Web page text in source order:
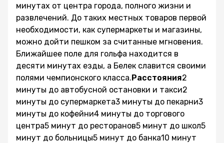
минутах от центра города, полного жизни и
развлечений. До таких местных товаров первой
необходимости, как супермаркеты и магазины,
можно дойти пешком за считанные мгновения.
Ближайшее поле для гольфа находится в
десяти минутах езды, а Белек славится своими
полями чемпионского класса.Расстояния2
минуты до автобусной остановки и такси2
минуты до супермаркета3 минуты до пекарни3
минуты до кофейни4 минуты до торгового
центра5 минут до ресторанов5 минут до школ5
минут до больницы5 минут до банка10 минут